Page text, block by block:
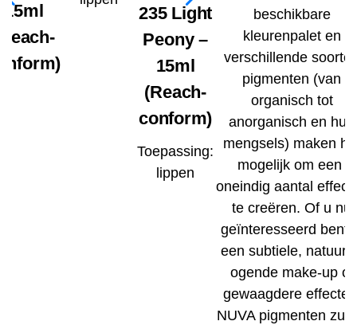
15ml
235 Light
Peony –
15ml
(Reach-
conform)
Toepassing:
lippen
beschikbare
kleurenpalet en
verschillende
pigmenten (van
organisch tot
anorganisch en hun
mengsels) maken
mogelijk om een ​​
oneindig aantal
te creëren. Of u nu
geïnteresseerd bent
een subtiele,
ogende make-up of
gewaagdere
NUVA pigmenten